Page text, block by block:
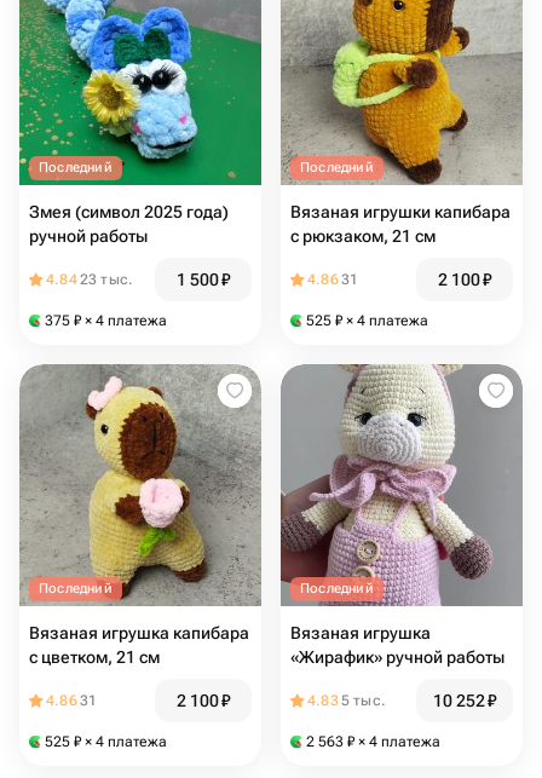
Последний
Змея (символ 2025 года)
ручной работы
4.8423 тыс. 1 500₽
375 ₽ × 4 платежа
Последний
Вязаная игрушки капибара
с рюкзаком, 21 см
4.8631 2 100₽
525 ₽ × 4 платежа
Последний
Вязаная игрушка капибара
с цветком, 21 см
4.8631 2 100₽
525 ₽ × 4 платежа
Последний
Вязаная игрушка
«Жирафик» ручной работы
4.835 тыс. 10 252₽
2 563 ₽ × 4 платежа